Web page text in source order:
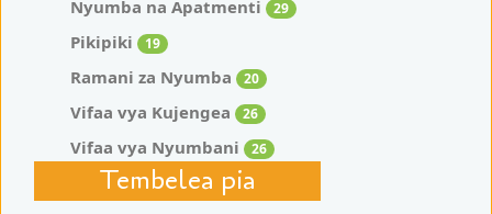
Nyumba na Apatmenti 29
Pikipiki 19
Ramani za Nyumba 20
Vifaa vya Kujengea 26
Vifaa vya Nyumbani 26
Tembelea pia